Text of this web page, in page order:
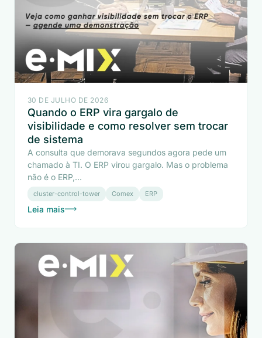
30 DE JULHO DE 2026
Quando o ERP vira gargalo de
visibilidade e como resolver sem trocar
de sistema
A consulta que demorava segundos agora pede um
chamado à TI. O ERP virou gargalo. Mas o problema
não é o ERP,...
cluster-control-tower Comex ERP
Leia mais